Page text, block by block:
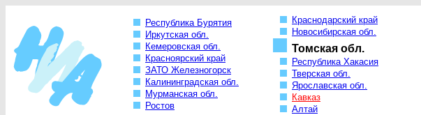
Республика Бурятия
Иркутская обл.
Кемеровская обл.
Красноярский край
ЗАТО Железногорск
Калининградская обл.
Мурманская обл.
Ростов
Краснодарский край
Новосибирская обл.
Томская обл.
Республика Хакасия
Тверская обл.
Ярославская обл.
Кавказ
Алтай